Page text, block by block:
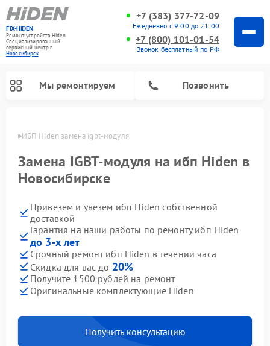
FIX-HIDEN
Ремонт устройств Hiden
Специализированный
cервисный центр г.
Новосибирск
+7 (383) 377-72-09
Ежедневно с 9:00 до 21:00
+7 (800) 101-01-54
Звонок бесплатный по РФ
Мы ремонтируем Позвонить
ИБП Hiden замена igbt-модуля
Замена IGBT-модуля на ибп Hiden в
Новосибирске
Привезем и увезем ибп Hiden собственной
доставкой
Гарантия на наши работы по ремонту ибп Hiden
до 3-х лет
Срочный ремонт ибп Hiden в течении часа
Скидка для вас до 20%
Получите 1500 рублей на ремонт
Оригинальные комплектующие Hiden
Получить консультацию